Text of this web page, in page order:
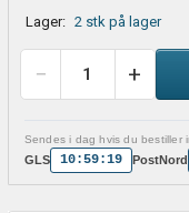
Lager: 2 stk på lager
Sendes i dag hvis du bestiller
GLS 10:59:18 PostNord